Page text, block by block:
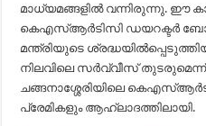
മാധ്യമങ്ങളില്‍ വന്നിരുന്നു. ഈ
കെഎസ്ആര്‍ടിസി ഡയറക്ടര്‍
മന്ത്രിയുടെ
നിലവിലെ സര്‍വ്വീസ്
ചങ്ങനാശ്ശേരിയിലെ
പ്രേമികളും ആഹ്ലാദത്തിലായി.